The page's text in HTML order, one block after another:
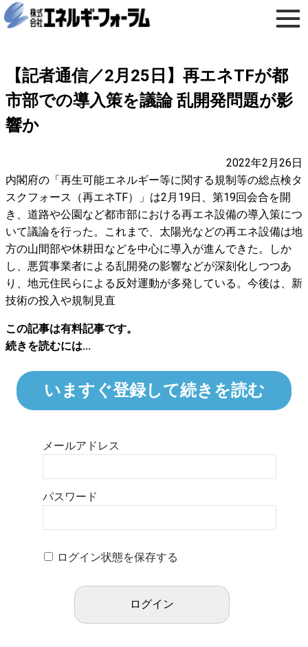
【記者通信／2月25日】再エネTFが都
市部での導入策を議論 乱開発問題が影
響か
2022年2月26日
内閣府の「再生可能エネルギー等に関する規制等の総点検タ
スクフォース（再エネTF）」は2月19日、第19回会合を開
き、道路や公園など都市部における再エネ設備の導入策につ
いて議論を行った。これまで、太陽光などの再エネ設備は地
方の山間部や休耕田などを中心に導入が進んできた。しか
し、悪質事業者による乱開発の影響などが深刻化しつつあ
り、地元住民らによる反対運動が多発している。今後は、新
技術の投入や規制見直
この記事は有料記事です。
続きを読むには...
いますぐ登録して続きを読む
メールアドレス
パスワード
ログイン状態を保存する